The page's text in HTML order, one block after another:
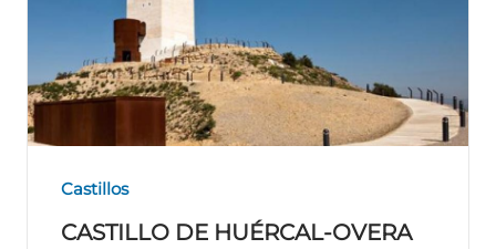
Castillos
CASTILLO DE HUÉRCAL-OVERA